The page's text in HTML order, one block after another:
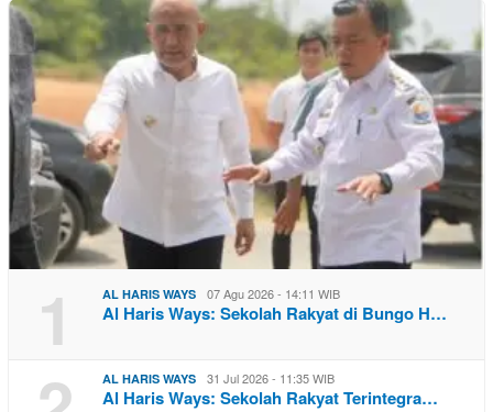
1 AL HARIS WAYS 07 Agu 2026 - 14:11 WIB
Al Haris Ways: Sekolah Rakyat di Bungo H…
AL HARIS WAYS 31 Jul 2026 - 11:35 WIB
Al Haris Ways: Sekolah Rakyat Terintegra…